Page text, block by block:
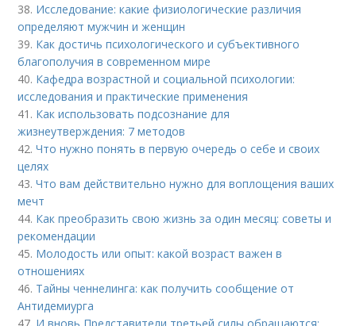
38. Исследование: какие физиологические различия
определяют мужчин и женщин
39. Как достичь психологического и субъективного
благополучия в современном мире
40. Кафедра возрастной и социальной психологии:
исследования и практические применения
41. Как использовать подсознание для
жизнеутверждения: 7 методов
42.Что нужно понять в первую очередь о себе и своих
целях
43.Что вам действительно нужно для воплощения ваших
мечт
44. Как преобразить свою жизнь за один месяц: советы и
рекомендации
45. Молодость или опыт: какой возраст важен в
отношениях
46. Тайны ченнелинга: как получить сообщение от
Антидемиурга